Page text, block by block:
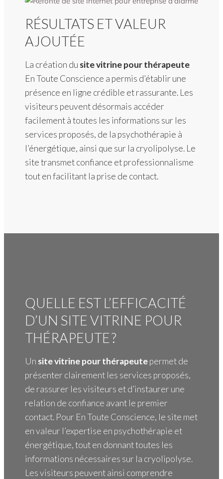
RÉSULTATS ET VALEUR
AJOUTÉE
La création du site vitrine pour thérapeute
En Toute Conscience a permis d’établir une
présence en ligne crédible et rassurante. Les
visiteurs peuvent désormais accéder
facilement à toutes les informations sur les
services proposés, de la psychothérapie à
l’énergétique, ainsi que sur la cryolipolyse. Le
site transmet confiance et professionnalisme
tout en facilitant la prise de contact.
QUELLE EST L’EFFICACITÉ
D’UN SITE VITRINE POUR
THÉRAPEUTE ?
Un site vitrine pour thérapeutepermet de
présenter clairement les services proposés,
de rassurer les visiteurs et d’instaurer une
relation de confiance avant le premier
contact. Pour En Toute Conscience, le site met
en valeur l’expertise en psychothérapie et
énergétique, tout en donnant toutes les
informations nécessaires sur la cryolipolyse.
Les visiteurs peuvent ainsi comprendre